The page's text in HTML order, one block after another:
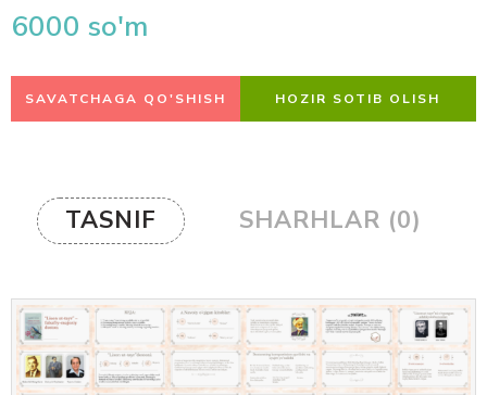
6000 so'm
SAVATCHAGA QO'SHISH HOZIR SOTIB OLISH
TASNIF SHARHLAR (0)